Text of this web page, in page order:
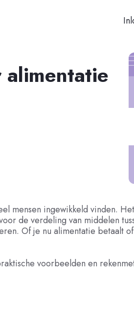
mensen ingewikkeld vinden.
de verdeling van middelen
Of je nu alimentatie betaalt
voorbeelden en